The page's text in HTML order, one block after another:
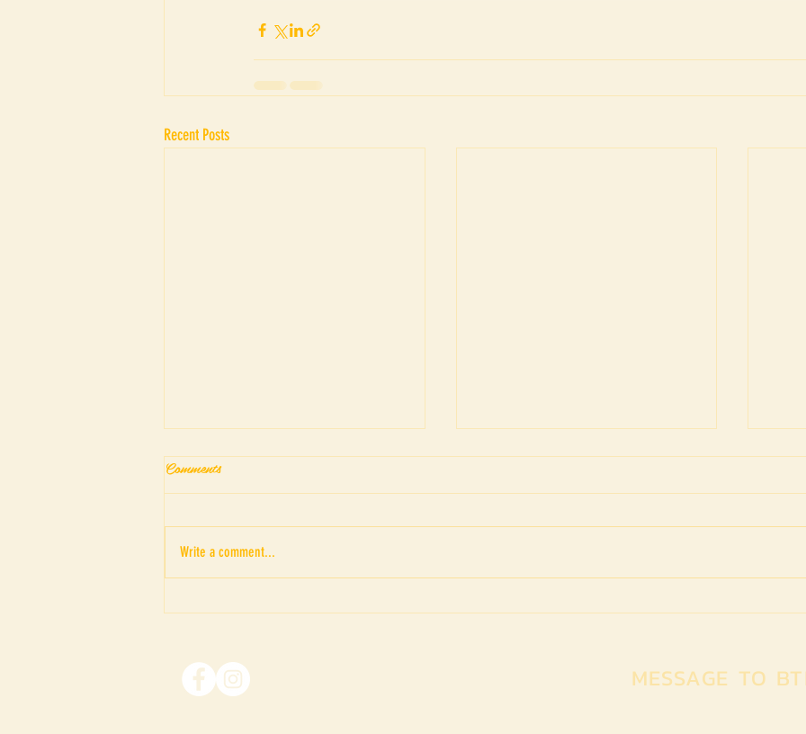
Recent Posts
“ภาพอาถรรพณ์ของดรณ์ ดารั
of Dorian Gray ของ Oscar Wilde
Fringe Theatre Festival
ละค
ศิล
Comments
Write a comment...
MESSAGE TO